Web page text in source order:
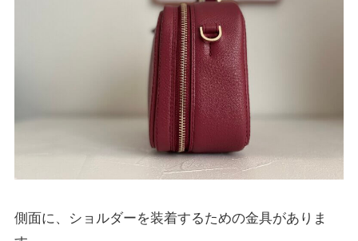
側面に、ショルダーを装着するための金具がありま